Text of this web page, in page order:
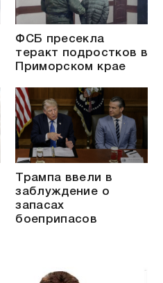
ФСБ пресекла
теракт подростков в
Приморском крае
Трампа ввели в
заблуждение о
запасах
боеприпасов